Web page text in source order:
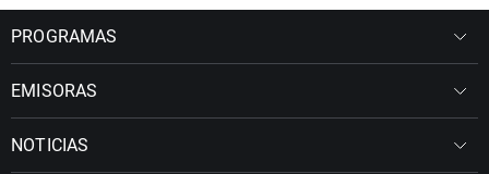
PROGRAMAS
EMISORAS
NOTICIAS